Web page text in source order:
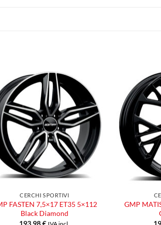
Aggiungi
alla lista
dei
desideri
CERCHI SPORTIVI
FASTEN 7,5×17 ET35 5×112
Black Diamond
193,98€ IVA incl.
GMP